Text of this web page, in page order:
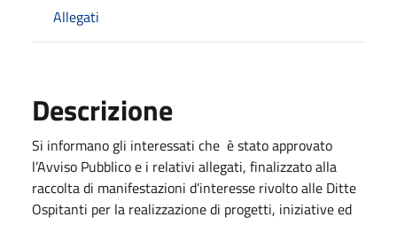
Allegati
Descrizione
Si informano gli interessati che è stato approvato
l’Avviso Pubblico e i relativi allegati, finalizzato alla
raccolta di manifestazioni d’interesse rivolto alle Ditte
Ospitanti per la realizzazione di progetti, iniziative ed